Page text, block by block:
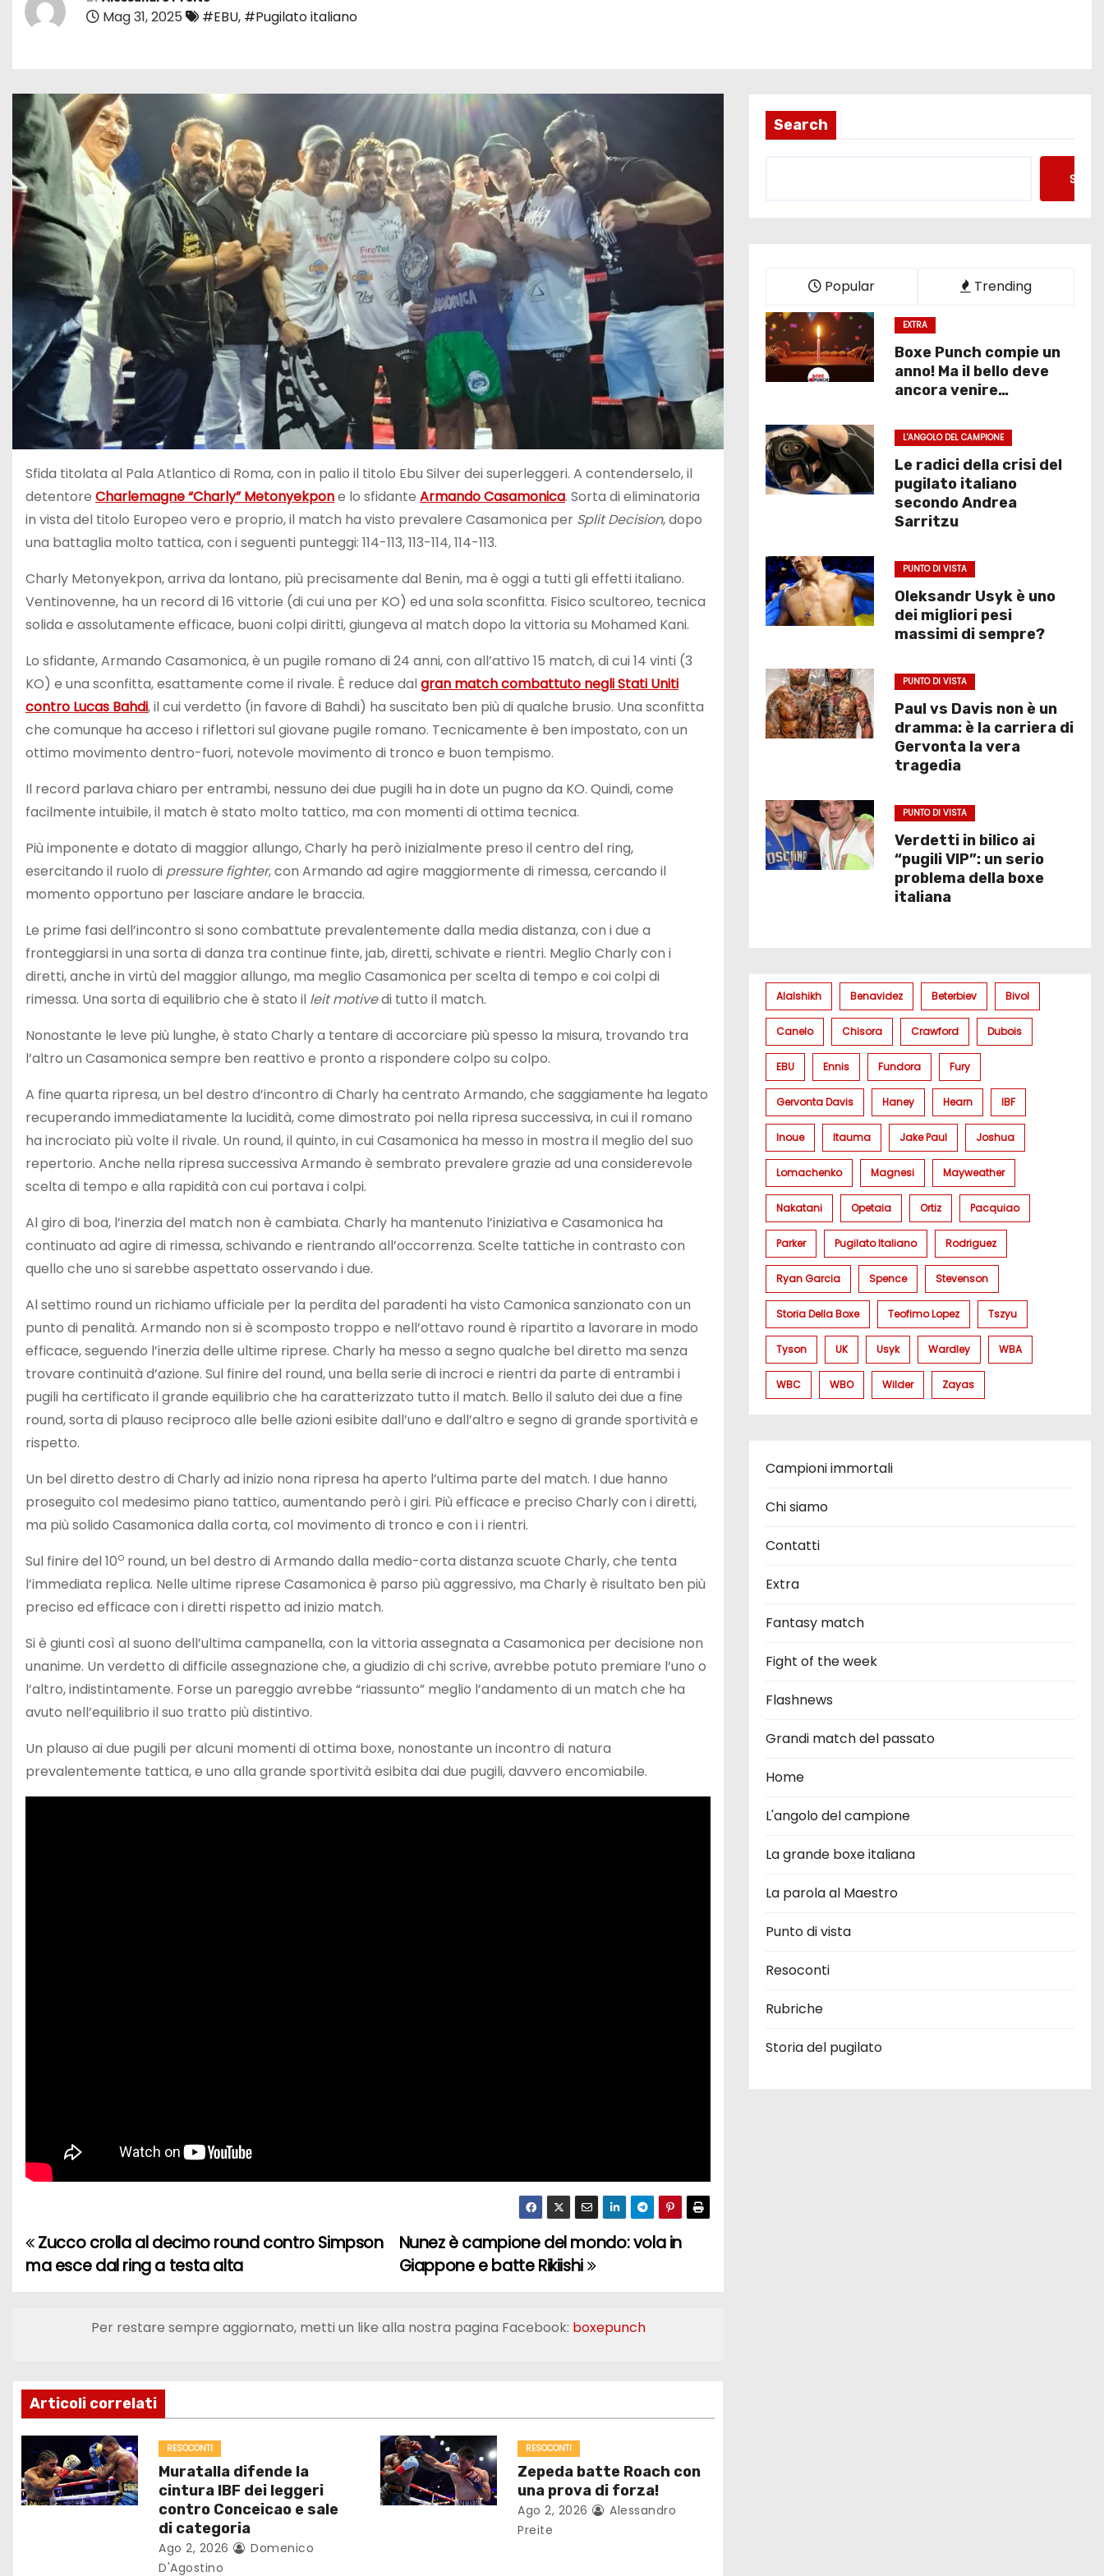
Mag 31, 2025 #EBU, #Pugilato italiano
Sfida titolata al Pala Atlantico di Roma, con in palio il titolo Ebu Silver dei superleggeri. A contenderselo, il
detentore Charlemagne “Charly” Metonyekpone lo sfidante Armando Casamonica. Sorta di eliminatoria
in vista del titolo Europeo vero e proprio, il match ha visto prevalere Casamonica per Split Decision, dopo
una battaglia molto tattica, con i seguenti punteggi: 114-113, 113-114, 114-113.
Charly Metonyekpon, arriva da lontano, più precisamente dal Benin, ma è oggi a tutti gli effetti italiano.
Ventinovenne, ha un record di 16 vittorie (di cui una per KO) ed una sola sconfitta. Fisico scultoreo, tecnica
solida e assolutamente efficace, buoni colpi diritti, giungeva al match dopo la vittoria su Mohamed Kani.
Lo sfidante, Armando Casamonica, è un pugile romano di 24 anni, con all’attivo 15 match, di cui 14 vinti (3
KO) e una sconfitta, esattamente come il rivale. È reduce dalgran match combattuto negli Stati Uniti
contro Lucas Bahdi, il cui verdetto (in favore di Bahdi) ha suscitato ben più di qualche brusio. Una sconfitta
che comunque ha acceso i riflettori sul giovane pugile romano. Tecnicamente è ben impostato, con un
ottimo movimento dentro-fuori, notevole movimento di tronco e buon tempismo.
Il record parlava chiaro per entrambi, nessuno dei due pugili ha in dote un pugno da KO. Quindi, come
facilmente intuibile, il match è stato molto tattico, ma con momenti di ottima tecnica.
Più imponente e dotato di maggior allungo, Charly ha però inizialmente preso il centro del ring,
esercitando il ruolo di pressure fighter, con Armando ad agire maggiormente di rimessa, cercando il
momento opportuno per lasciare andare le braccia.
Le prime fasi dell’incontro si sono combattute prevalentemente dalla media distanza, con i due a
fronteggiarsi in una sorta di danza tra continue finte, jab, diretti, schivate e rientri. Meglio Charly con i
diretti, anche in virtù del maggior allungo, ma meglio Casamonica per scelta di tempo e coi colpi di
rimessa. Una sorta di equilibrio che è stato il leit motivedi tutto il match.
Nonostante le leve più lunghe, è stato Charly a tentare di accorciare più spesso la misura, trovando tra
l’altro un Casamonica sempre ben reattivo e pronto a rispondere colpo su colpo.
A fine quarta ripresa, un bel destro d’incontro di Charly ha centrato Armando, che saggiamente ha legato
recuperando immediatamente la lucidità, come dimostrato poi nella ripresa successiva, in cui il romano
ha incrociato più volte il rivale. Un round, il quinto, in cui Casamonica ha messo in mostra il meglio del suo
repertorio. Anche nella ripresa successiva Armando è sembrato prevalere grazie ad una considerevole
scelta di tempo e alla rapidità con cui portava i colpi.
Al giro di boa, l’inerzia del match non è cambiata. Charly ha mantenuto l’iniziativa e Casamonica ha
continuato ad agire di rimessa, schivando e rientrando all’occorrenza. Scelte tattiche in contrasto con
quello che uno si sarebbe aspettato osservando i due.
Al settimo round un richiamo ufficiale per la perdita del paradenti ha visto Camonica sanzionato con un
punto di penalità. Armando non si è scomposto troppo e nell’ottavo round è ripartito a lavorare in modo
efficace, seguendo l’inerzia delle ultime riprese. Charly ha messo a segno qualche bel diretto ma senza
trovare continuità d’azione. Sul finire del round, una bella serie di incroci e rientri da parte di entrambi i
pugili ha certificato il grande equilibrio che ha caratterizzato tutto il match. Bello il saluto dei due a fine
round, sorta di plauso reciproco alle belle azioni esibite dall’uno e dall’altro e segno di grande sportività e
rispetto.
Un bel diretto destro di Charly ad inizio nona ripresa ha aperto l’ultima parte del match. I due hanno
proseguito col medesimo piano tattico, aumentando però i giri. Più efficace e preciso Charly con i diretti,
ma più solido Casamonica dalla corta, col movimento di tronco e con i i rientri.
Sul finire del 10o round, un bel destro di Armando dalla medio-corta distanza scuote Charly, che tenta
l’immediata replica. Nelle ultime riprese Casamonica è parso più aggressivo, ma Charly è risultato ben più
preciso ed efficace con i diretti rispetto ad inizio match.
Si è giunti così al suono dell’ultima campanella, con la vittoria assegnata a Casamonica per decisione non
unanime. Un verdetto di difficile assegnazione che, a giudizio di chi scrive, avrebbe potuto premiare l’uno o
l’altro, indistintamente. Forse un pareggio avrebbe “riassunto” meglio l’andamento di un match che ha
avuto nell’equilibrio il suo tratto più distintivo.
Un plauso ai due pugili per alcuni momenti di ottima boxe, nonostante un incontro di natura
prevalentemente tattica, e uno alla grande sportività esibita dai due pugili, davvero encomiabile.
N
g
a
z
i
Nunez è campione del mondo: vola in
Giappone e batte Rikiishi
Zucco crolla al decimo round contro Simpson
ma esce dal ring a testa alta
Per restare sempre aggiornato, metti un like alla nostra pagina Facebook: boxepunch
Articoli correlati
RESOCONTI
Muratalla difende la
cintura IBF dei leggeri
contro Conceicao e sale
di categoria
Ago 2, 2026
Domenico
D'Agostino
RESOCONTI
Zepeda batte Roach con
una prova di forza!
Ago 2, 2026
Alessandro
Preite
Search
Popular Trending
EXTRA
Boxe Punch compie un
anno! Ma il bello deve
ancora venire…
L'ANGOLO DEL CAMPIONE
Le radici della crisi del
pugilato italiano
secondo Andrea
Sarritzu
PUNTO DI VISTA
Oleksandr Usyk è uno
dei migliori pesi
massimi di sempre?
PUNTO DI VISTA
Paul vs Davis non è un
dramma: è la carriera di
Gervonta la vera
tragedia
PUNTO DI VISTA
Verdetti in bilico ai
“pugili VIP”: un serio
problema della boxe
italiana
Alalshikh Benavidez Beterbiev Bivol
Canelo Chisora Crawford Dubois
EBU Ennis Fundora Fury
Gervonta Davis Haney Hearn IBF
Inoue Itauma Jake Paul Joshua
Lomachenko Magnesi Mayweather
Nakatani Opetaia Ortiz Pacquiao
Parker Pugilato Italiano Rodriguez
Ryan Garcia Spence Stevenson
Storia Della Boxe Teofimo Lopez Tszyu
Tyson UK Usyk Wardley WBA
WBC WBO Wilder Zayas
Campioni immortali
Chi siamo
Contatti
Extra
Fantasy match
Fight of the week
Flashnews
Grandi match del passato
Home
L'angolo del campione
La grande boxe italiana
La parola al Maestro
Punto di vista
Resoconti
Rubriche
Storia del pugilato